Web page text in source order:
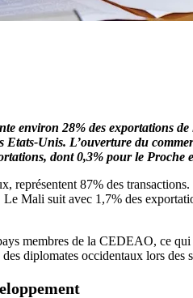
environ 28% des exportations
Unis. L’ouverture du
dont 0,3% pour le Proche
représentent 87% des
Mali suit avec 1,7% des
membres de la CEDEAO, ce
diplomates occidentaux lors